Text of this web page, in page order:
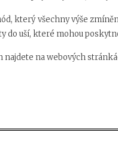
který všechny výše
do uší, které mohou
najdete na webových